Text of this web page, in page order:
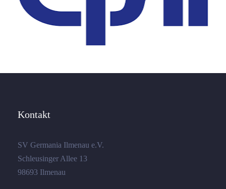
Kontakt
SV Germania Ilmenau e.V.
Schleusinger Allee 13
98693 Ilmenau